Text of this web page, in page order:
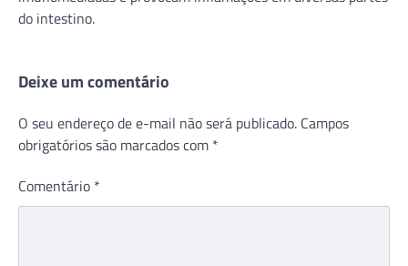
do intestino.
Deixe um comentário
O seu endereço de e-mail não será publicado. Campos
obrigatórios são marcados com *
Comentário *